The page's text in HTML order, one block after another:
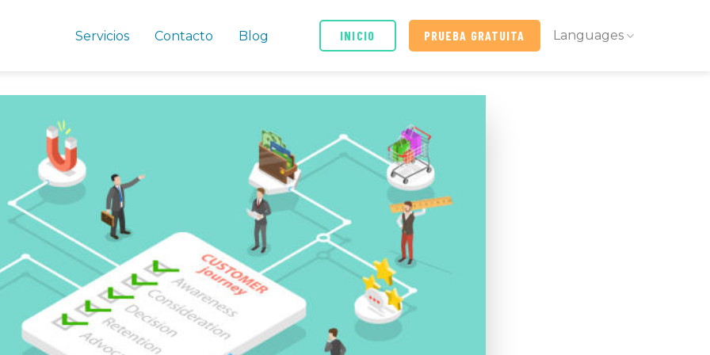
Servicios Contacto Blog INICIO PRUEBA GRATUITA Languages